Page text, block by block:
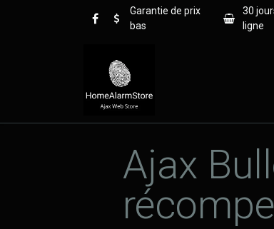
Garantie de prix
bas
30
ligne
Ajax